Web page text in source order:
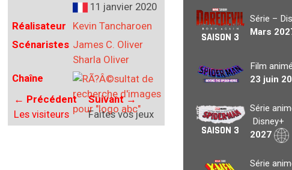
11 janvier 2020
Réalisateur
Kevin Tancharoen
Scénaristes James C. Oliver
Sharla Oliver
Chaîne
← Précédent
Les visiteurs
Suivant →
Faites vos jeux
SAISON 3
Série –
Mars
Film
23 juin
SAISON 3
Série
Disney+
2027
Série